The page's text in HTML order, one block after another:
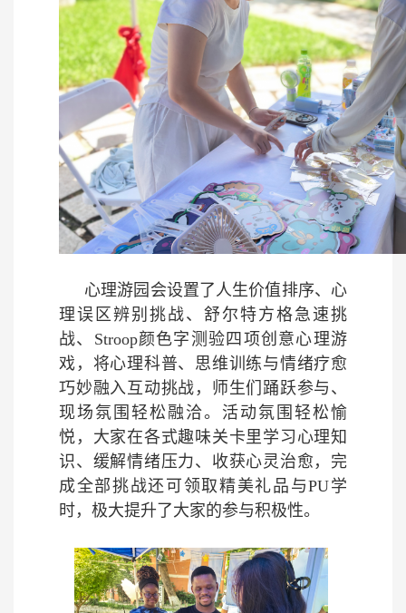
心理游园会设置了人生价值排序、心
理误区辨别挑战、舒尔特方格急速挑
战、Stroop颜色字测验四项创意心理游
戏，将心理科普、思维训练与情绪疗愈
巧妙融入互动挑战，师生们踊跃参与、
现场氛围轻松融洽。活动氛围轻松愉
悦，大家在各式趣味关卡里学习心理知
识、缓解情绪压力、收获心灵治愈，完
成全部挑战还可领取精美礼品与PU学
时，极大提升了大家的参与积极性。